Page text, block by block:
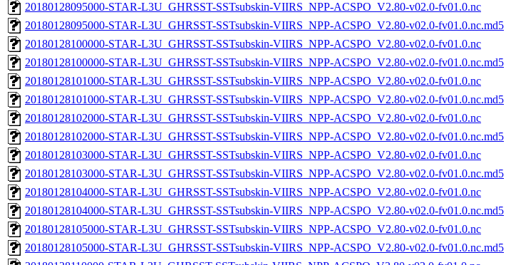
20180128095000-STAR-L3U_GHRSST-SSTsubskin-VIIRS_NPP-ACSPO_V2.80-v02.0-fv01.0.nc
20180128095000-STAR-L3U_GHRSST-SSTsubskin-VIIRS_NPP-ACSPO_V2.80-v02.0-fv01.0.nc.md5
20180128100000-STAR-L3U_GHRSST-SSTsubskin-VIIRS_NPP-ACSPO_V2.80-v02.0-fv01.0.nc
20180128100000-STAR-L3U_GHRSST-SSTsubskin-VIIRS_NPP-ACSPO_V2.80-v02.0-fv01.0.nc.md5
20180128101000-STAR-L3U_GHRSST-SSTsubskin-VIIRS_NPP-ACSPO_V2.80-v02.0-fv01.0.nc
20180128101000-STAR-L3U_GHRSST-SSTsubskin-VIIRS_NPP-ACSPO_V2.80-v02.0-fv01.0.nc.md5
20180128102000-STAR-L3U_GHRSST-SSTsubskin-VIIRS_NPP-ACSPO_V2.80-v02.0-fv01.0.nc
20180128102000-STAR-L3U_GHRSST-SSTsubskin-VIIRS_NPP-ACSPO_V2.80-v02.0-fv01.0.nc.md5
20180128103000-STAR-L3U_GHRSST-SSTsubskin-VIIRS_NPP-ACSPO_V2.80-v02.0-fv01.0.nc
20180128103000-STAR-L3U_GHRSST-SSTsubskin-VIIRS_NPP-ACSPO_V2.80-v02.0-fv01.0.nc.md5
20180128104000-STAR-L3U_GHRSST-SSTsubskin-VIIRS_NPP-ACSPO_V2.80-v02.0-fv01.0.nc
20180128104000-STAR-L3U_GHRSST-SSTsubskin-VIIRS_NPP-ACSPO_V2.80-v02.0-fv01.0.nc.md5
20180128105000-STAR-L3U_GHRSST-SSTsubskin-VIIRS_NPP-ACSPO_V2.80-v02.0-fv01.0.nc
20180128105000-STAR-L3U_GHRSST-SSTsubskin-VIIRS_NPP-ACSPO_V2.80-v02.0-fv01.0.nc.md5